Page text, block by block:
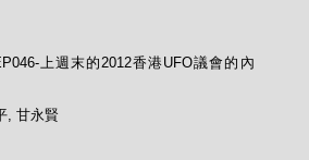
上週末的2012香港UFO議會的內
, 甘永賢